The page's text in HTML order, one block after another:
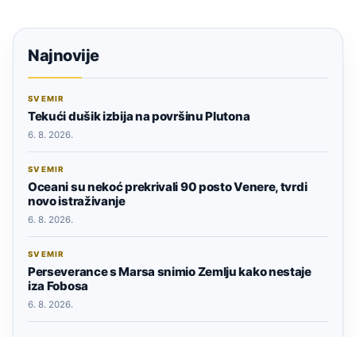
Najnovije
SVEMIR
Tekući dušik izbija na površinu Plutona
6. 8. 2026.
SVEMIR
Oceani su nekoć prekrivali 90 posto Venere, tvrdi
novo istraživanje
6. 8. 2026.
SVEMIR
Perseverance s Marsa snimio Zemlju kako nestaje
iza Fobosa
6. 8. 2026.